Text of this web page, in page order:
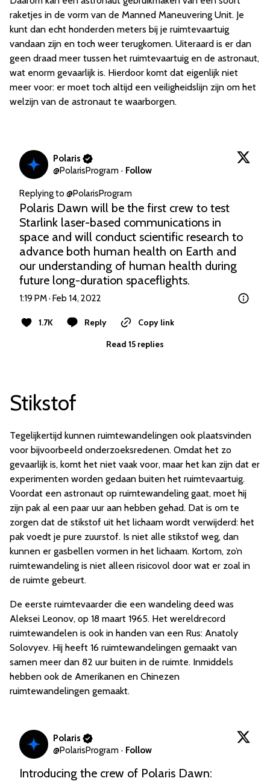
raketjes in de vorm van de Manned Maneuvering Unit. Je
kunt dan echt honderden meters bij je ruimtevaartuig
vandaan zijn en toch weer terugkomen. Uiteraard is er dan
geen draad meer tussen het ruimtevaartuig en de astronaut,
wat enorm gevaarlijk is. Hierdoor komt dat eigenlijk niet
meer voor: er moet toch altijd een veiligheidslijn zijn om het
welzijn van de astronaut te waarborgen.
Polaris
@PolarisProgram · Follow
Replying to @PolarisProgram
Polaris Dawn will be the first crew to test
Starlink laser-based communications in
space and will conduct scientific research to
advance both human health on Earth and
our understanding of human health during
future long-duration spaceflights.
1:19 PM · Feb 14, 2022
1.7K Reply
Copy link
Read 15 replies
Stikstof
Tegelijkertijd kunnen ruimtewandelingen ook plaatsvinden
voor bijvoorbeeld onderzoeksredenen. Omdat het zo
gevaarlijk is, komt het niet vaak voor, maar het kan zijn dat er
experimenten worden gedaan buiten het ruimtevaartuig.
Voordat een astronaut op ruimtewandeling gaat, moet hij
zijn pak al een paar uur aan hebben gehad. Dat is om te
zorgen dat de stikstof uit het lichaam wordt verwijderd: het
pak voedt je pure zuurstof. Is niet alle stikstof weg, dan
kunnen er gasbellen vormen in het lichaam. Kortom, zo’n
ruimtewandeling is niet alleen risicovol door wat er zoal in
de ruimte gebeurt.
De eerste ruimtevaarder die een wandeling deed was
Aleksei Leonov, op 18 maart 1965. Het wereldrecord
ruimtewandelen is ook in handen van een Rus: Anatoly
Solovyev. Hij heeft 16 ruimtewandelingen gemaakt van
samen meer dan 82 uur buiten in de ruimte. Inmiddels
hebben ook de Amerikanen en Chinezen
ruimtewandelingen gemaakt.
Polaris
@PolarisProgram · Follow
Introducing the crew of Polaris Dawn: